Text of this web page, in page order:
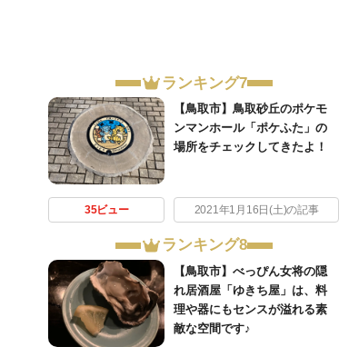
ランキング7
【鳥取市】鳥取砂丘のポケモ
ンマンホール「ポケふた」の
場所をチェックしてきたよ！
35ビュー 2021年1月16日(土)の記事
ランキング8
【鳥取市】べっぴん女将の隠
れ居酒屋「ゆきち屋」は、料
理や器にもセンスが溢れる素
敵な空間です♪